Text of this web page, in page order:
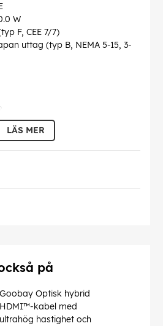
W
F, CEE 7/7)
uttag (typ B, NEMA 5-15, 3-
LÄS MER
på
Goobay Optisk hybrid
HDMI™-kabel med
ultrahög hastighet och